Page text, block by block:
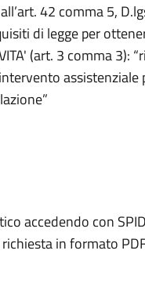
42 comma 5,
di legge per
(art. 3 comma
accedendo con
in formato